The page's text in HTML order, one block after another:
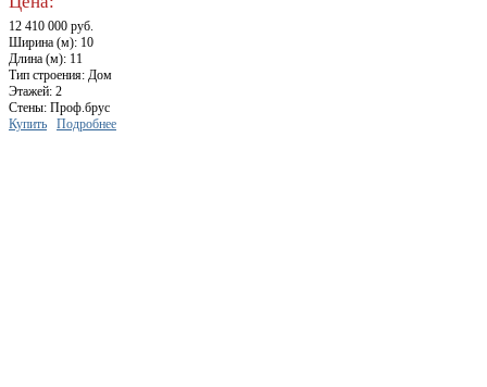
12 410 000 руб.
Ширина (м): 10
Длина (м): 11
Тип строения: Дом
Этажей: 2
Стены: Проф.брус
Купить
Подробнее